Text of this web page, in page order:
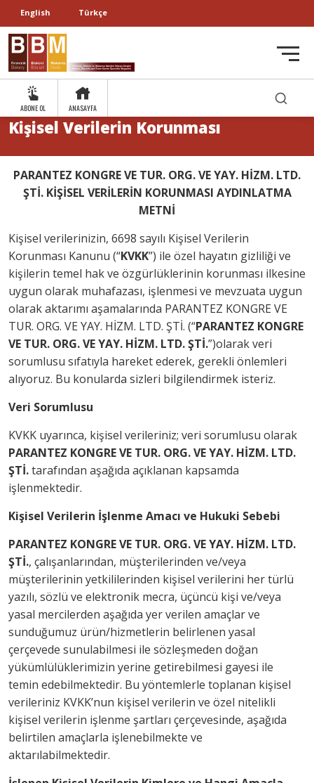
English Türkçe
ABONE OL ANASAYFA
Kişisel Verilerin Korunması
PARANTEZ KONGRE VE TUR. ORG. VE YAY. HİZM. LTD.
ŞTİ. KİŞİSEL VERİLERİN KORUNMASI AYDINLATMA
METNİ
Kişisel verilerinizin, 6698 sayılı Kişisel Verilerin
Korunması Kanunu (“KVKK”) ile özel hayatın gizliliği ve
kişilerin temel hak ve özgürlüklerinin korunması ilkesine
uygun olarak muhafazası, işlenmesi ve mevzuata uygun
olarak aktarımı aşamalarında PARANTEZ KONGRE VE
TUR. ORG. VE YAY. HİZM. LTD. ŞTİ. (“PARANTEZ KONGRE
VE TUR. ORG. VE YAY. HİZM. LTD. ŞTİ.”)olarak veri
sorumlusu sıfatıyla hareket ederek, gerekli önlemleri
alıyoruz. Bu konularda sizleri bilgilendirmek isteriz.
Veri Sorumlusu
KVKK uyarınca, kişisel verileriniz; veri sorumlusu olarak
PARANTEZ KONGRE VE TUR. ORG. VE YAY. HİZM. LTD.
ŞTİ.tarafından aşağıda açıklanan kapsamda
işlenmektedir.
Kişisel Verilerin İşlenme Amacı ve Hukuki Sebebi
PARANTEZ KONGRE VE TUR. ORG. VE YAY. HİZM. LTD.
ŞTİ., çalışanlarından, müşterilerinden ve/veya
müşterilerinin yetkililerinden kişisel verilerini her türlü
yazılı, sözlü ve elektronik mecra, üçüncü kişi ve/veya
yasal mercilerden aşağıda yer verilen amaçlar ve
sunduğumuz ürün/hizmetlerin belirlenen yasal
çerçevede sunulabilmesi ile sözleşmeden doğan
yükümlülüklerimizin yerine getirebilmesi gayesi ile
temin edebilmektedir. Bu yöntemlerle toplanan kişisel
verileriniz KVKK’nun kişisel verilerin ve özel nitelikli
kişisel verilerin işlenme şartları çerçevesinde, aşağıda
belirtilen amaçlarla işlenebilmekte ve
aktarılabilmektedir.